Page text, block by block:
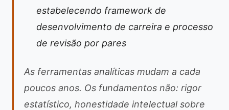
estabelecendo framework de
desenvolvimento de carreira e processo
de revisão por pares
As ferramentas analíticas mudam a cada
poucos anos. Os fundamentos não: rigor
estatístico, honestidade intelectual sobre